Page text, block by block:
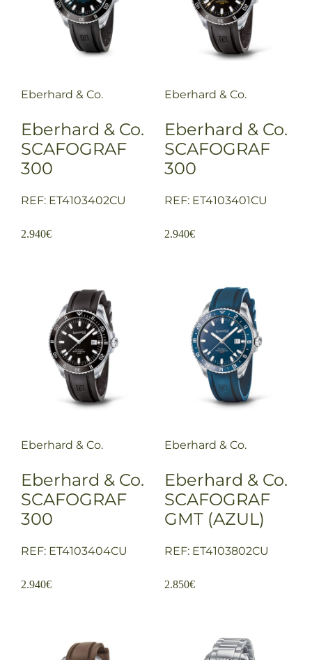
Eberhard & Co.
Eberhard & Co.
SCAFOGRAF
300
REF: ET4103402CU
2.940€
Eberhard & Co.
Eberhard & Co.
SCAFOGRAF
300
REF: ET4103401CU
2.940€
Eberhard & Co.
Eberhard & Co.
SCAFOGRAF
300
REF: ET4103404CU
2.940€
Eberhard & Co.
Eberhard & Co.
SCAFOGRAF
GMT (AZUL)
REF: ET4103802CU
2.850€